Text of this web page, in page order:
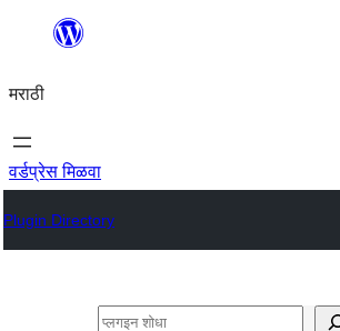
सामुग्रीवर
मराठी
वर्डप्रेस मिळवा
Plugin Directory
शोधा